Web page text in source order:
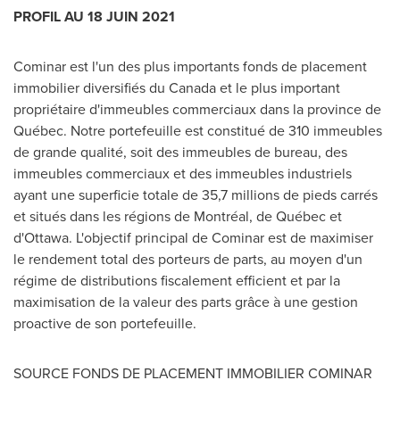
PROFIL AU 18 JUIN 2021
Cominar est l'un des plus importants fonds de placement
immobilier diversifiés du Canadaet le plus important
propriétaire d'immeubles commerciaux dans la province de
Québec. Notre portefeuille est constitué de 310 immeubles
de grande qualité, soit des immeubles de bureau, des
immeubles commerciaux et des immeubles industriels
ayant une superficie totale de 35,7 millions de pieds carrés
et situés dans les régions de Montréal, de Québec et
d'Ottawa. L'objectif principal de Cominar est de maximiser
le rendement total des porteurs de parts, au moyen d'un
régime de distributions fiscalement efficient et par la
maximisation de la valeur des parts grâce à une gestion
proactive de son portefeuille.
SOURCE FONDS DE PLACEMENT IMMOBILIER COMINAR